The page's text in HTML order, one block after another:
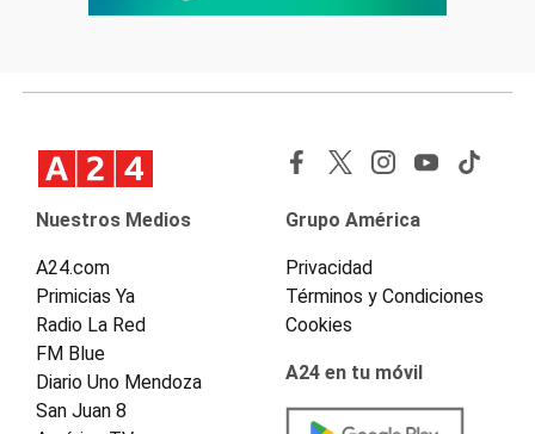
Nuestros Medios
A24.com
Primicias Ya
Radio La Red
FM Blue
Diario Uno Mendoza
San Juan 8
Grupo América
Privacidad
Términos y Condiciones
Cookies
A24 en tu móvil